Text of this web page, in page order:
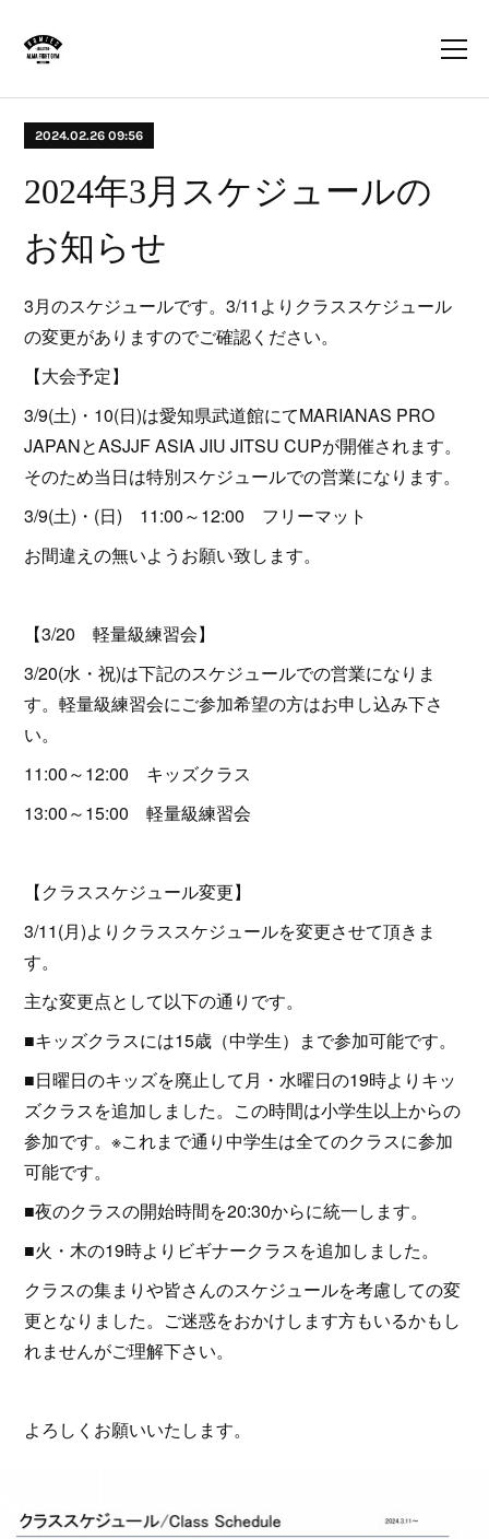
2024.02.26 09:56
2024年3月スケジュールの
お知らせ
3月のスケジュールです。3/11よりクラススケジュール
の変更がありますのでご確認ください。
【大会予定】
3/9(土)・10(日)は愛知県武道館にてMARIANAS PRO
JAPANとASJJF ASIA JIU JITSU CUPが開催されます。
そのため当日は特別スケジュールでの営業になります。
3/9(土)・(日) 11:00～12:00 フリーマット
お間違えの無いようお願い致します。
【3/20 軽量級練習会】
3/20(水・祝)は下記のスケジュールでの営業になりま
す。軽量級練習会にご参加希望の方はお申し込み下さ
い。
11:00～12:00 キッズクラス
13:00～15:00 軽量級練習会
【クラススケジュール変更】
3/11(月)よりクラススケジュールを変更させて頂きま
す。
主な変更点として以下の通りです。
■キッズクラスには15歳（中学生）まで参加可能です。
■日曜日のキッズを廃止して月・水曜日の19時よりキッ
ズクラスを追加しました。この時間は小学生以上からの
参加です。※これまで通り中学生は全てのクラスに参加
可能です。
■夜のクラスの開始時間を20:30からに統一します。
■火・木の19時よりビギナークラスを追加しました。
クラスの集まりや皆さんのスケジュールを考慮しての変
更となりました。ご迷惑をおかけします方もいるかもし
れませんがご理解下さい。
よろしくお願いいたします。